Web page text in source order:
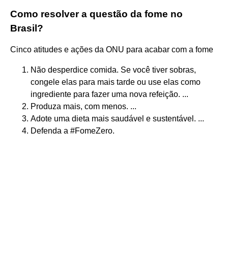
Como resolver a questão da fome no
Brasil?
Cinco atitudes e ações da ONU para acabar com a fome
Não desperdice comida. Se você tiver sobras,
congele elas para mais tarde ou use elas como
ingrediente para fazer uma nova refeição. ...
Produza mais, com menos. ...
Adote uma dieta mais saudável e sustentável. ...
Defenda a #FomeZero.